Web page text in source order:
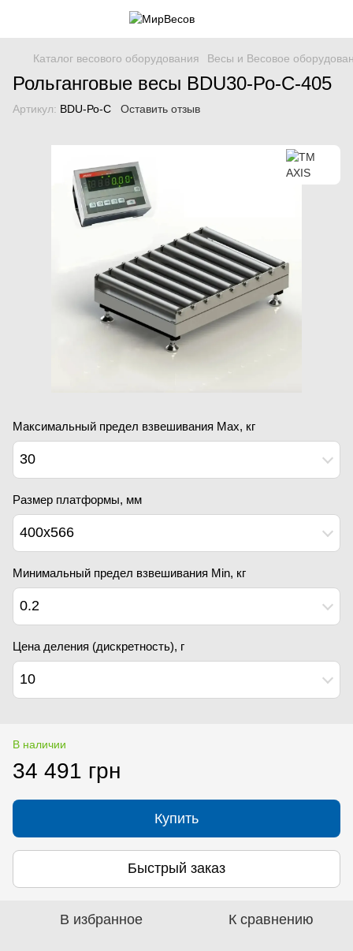
Каталог весового оборудования Весы и Весовое
Рольганговые весы BDU30-Ро-С-405
Артикул: BDU-Ро-С Оставить отзыв
Максимальный предел взвешивания Мах, кг
30
Размер платформы, мм
400х566
Минимальный предел взвешивания Min, кг
0.2
Цена деления (дискретность), г
10
В наличии
34 491 грн
Купить
Быстрый заказ
В избранное К сравнению